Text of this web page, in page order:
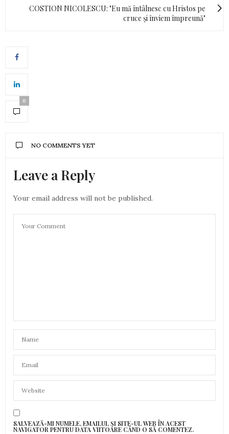
COSTION NICOLESCU: "Eu mă întâlnesc cu Hristos pe
cruce și înviem împreună"
0
NO COMMENTS YET
Leave a Reply
Your email address will not be published.
SALVEAZĂ-MI NUMELE, EMAILUL ȘI SITE-UL WEB ÎN ACEST
NAVIGATOR PENTRU DATA VIITOARE CÂND O SĂ COMENTEZ.